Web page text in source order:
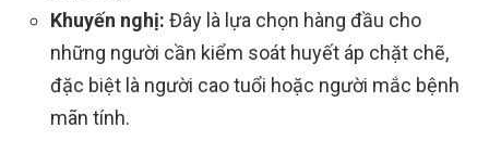
Khuyến nghị: Đây là lựa chọn hàng đầu cho
những người cần kiểm soát huyết áp chặt chẽ,
đặc biệt là người cao tuổi hoặc người mắc bệnh
mãn tính.